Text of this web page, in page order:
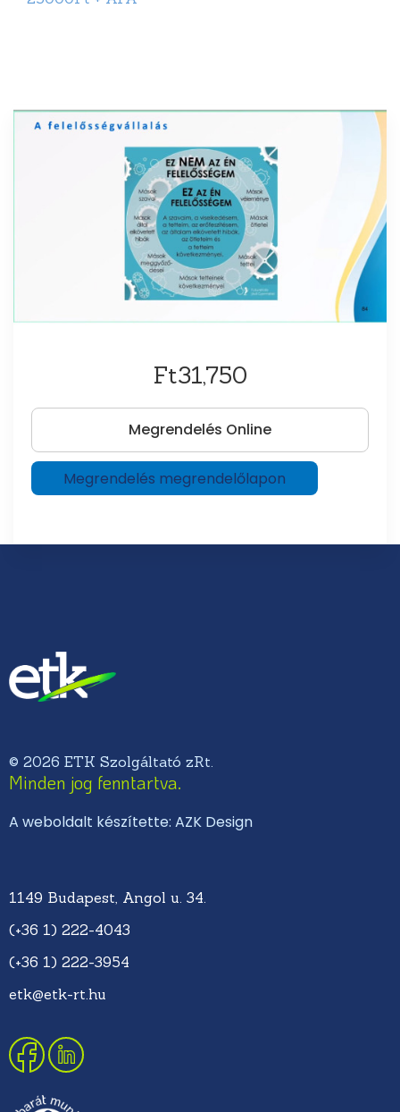
Ft31,750
Megrendelés Online
Megrendelés megrendelőlapon
© 2026 ETK Szolgáltató zRt.
Minden jog fenntartva.
A weboldalt készítette: AZK Design
1149 Budapest, Angol u. 34.
(+36 1) 222-4043
(+36 1) 222-3954
etk@etk-rt.hu